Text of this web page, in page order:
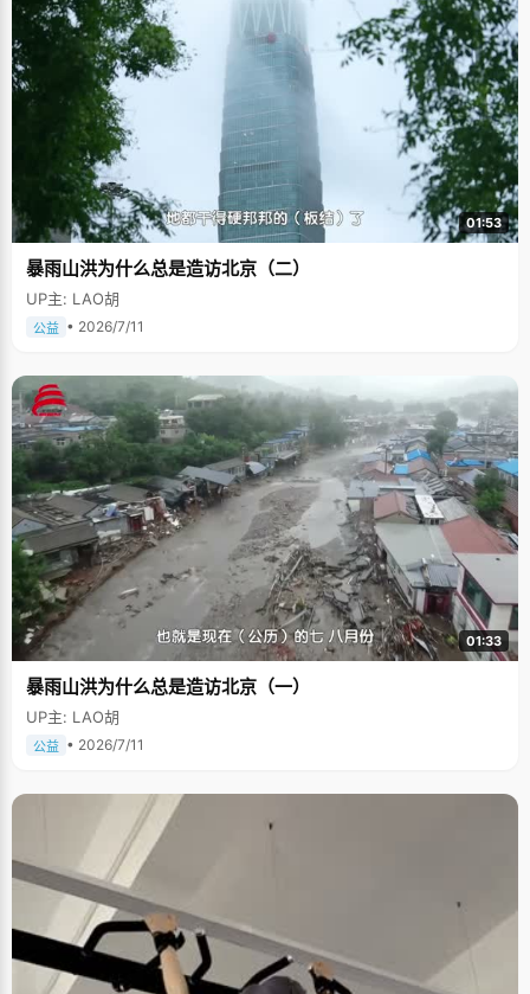
01:53
暴雨山洪为什么总是造访北京（二）
UP主: LAO胡
公益 • 2026/7/11
01:33
暴雨山洪为什么总是造访北京（一）
UP主: LAO胡
公益 • 2026/7/11